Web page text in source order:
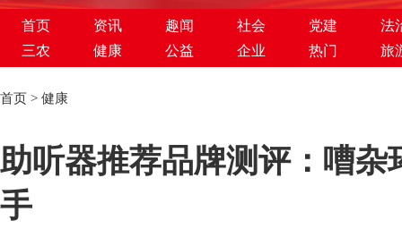
首页 资讯 趣闻 社会 党建
法
三农
健康 公益 企业 热门 旅
首页 > 健康
助听器推荐品牌测评：嘈
手